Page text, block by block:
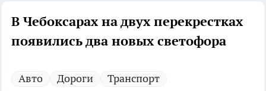
В Чебоксарах на двух перекрестках
появились два новых светофора
Авто Дороги Транспорт